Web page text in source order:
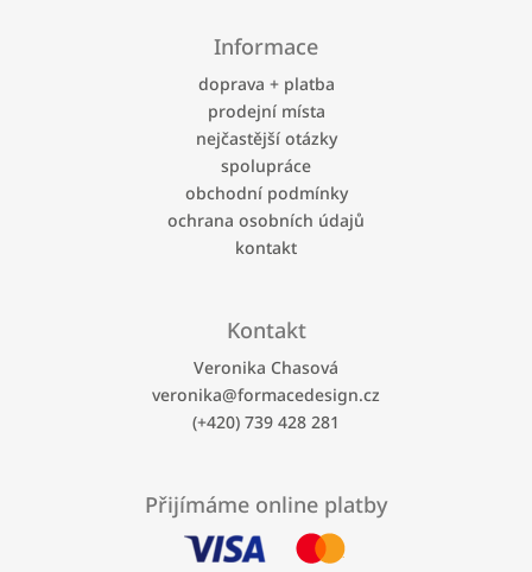
d
c
í
p
r
v
k
y
v
i
s
u
Informace
doprava + platba
prodejní místa
nejčastější otázky
spolupráce
obchodní podmínky
ochrana osobních údajů
kontakt
Kontakt
Veronika Chasová
veronika@formacedesign.cz
(+420) 739 428 281
Přijímáme online platby